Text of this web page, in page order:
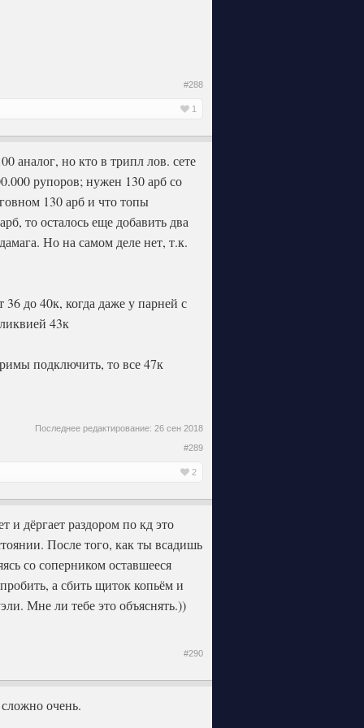
#288
1
аналог, но кто в трипл лов. сете
рупоров; нужен 130 арб со
130 арб и что топы
то осталось еще добавить два
Но на самом деле нет, т.к.
до 40к, когда даже у парней с
43к
подключить, то все 47к
Последнее редактирование: 26 сен 2018
#289
2
и дёргает раздором по кд это
После того, как ты всадишь
со соперником оставшееся
а сбить щиток копьём и
Мне ли тебе это объяснять.))
#290
очень.